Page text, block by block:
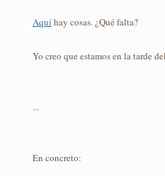
Aquíhay cosas. ¿Qué falta?
Yo creo que estamos en la tarde
...
En concreto: